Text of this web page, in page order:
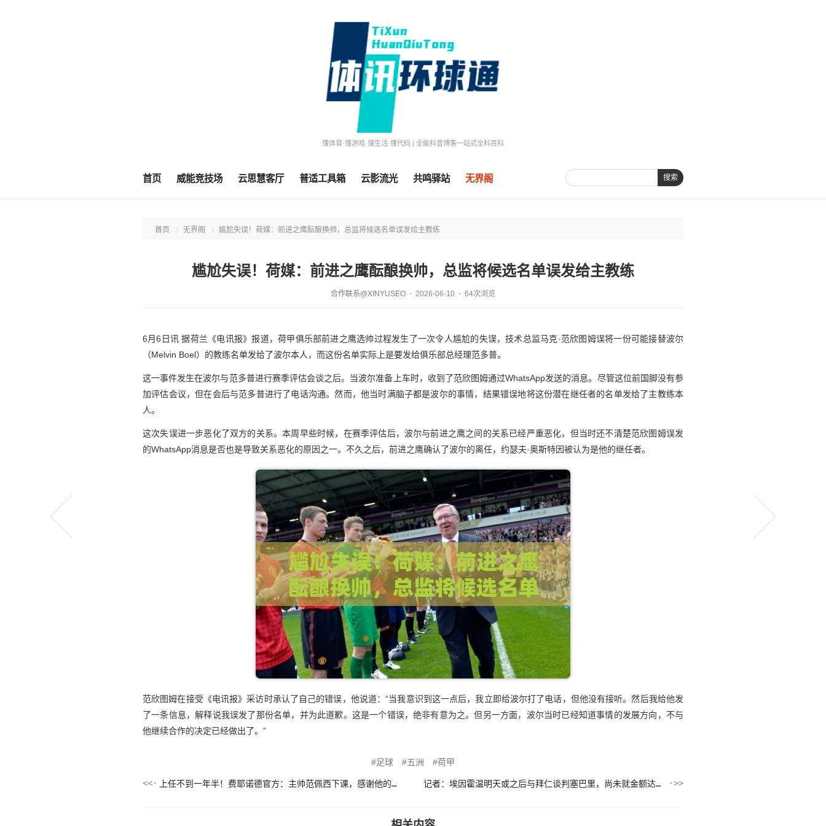
懂体育·懂游戏·懂生活·懂代码 | 全能科普博客一站式全科百科
首页 威能竞技场 云思慧客厅 普适工具箱 云影流光 共鸣驿站 无界阁 搜索
首页 无界阁 尴尬失误！荷媒：前进之鹰酝酿换帅，总监将候选名单误发给主教练
尴尬失误！荷媒：前进之鹰酝酿换帅，总监将候选名单误发给主教练
合作联系@XINYUSEO 2026-06-10 64次浏览
6月6日讯据荷兰《电讯报》报道，荷甲俱乐部前进之鹰选帅过程发生了一次令人尴尬的失误，技术总监马克·范欣图姆误将一份可能接替波尔
（Melvin Boel）的教练名单发给了波尔本人，而这份名单实际上是要发给俱乐部总经理范多普。
这一事件发生在波尔与范多普进行赛季评估会谈之后。当波尔准备上车时，收到了范欣图姆通过WhatsApp发送的消息。尽管这位前国脚没有参
加评估会议，但在会后与范多普进行了电话沟通。然而，他当时满脑子都是波尔的事情，结果错误地将这份潜在继任者的名单发给了主教练本
人。
这次失误进一步恶化了双方的关系。本周早些时候，在赛季评估后，波尔与前进之鹰之间的关系已经严重恶化，但当时还不清楚范欣图姆误发
的WhatsApp消息是否也是导致关系恶化的原因之一。不久之后，前进之鹰确认了波尔的离任，约瑟夫·奥斯特因被认为是他的继任者。
范欣图姆在接受《电讯报》采访时承认了自己的错误，他说道：“当我意识到这一点后，我立即给波尔打了电话，但他没有接听。然后我给他发
了一条信息，解释说我误发了那份名单，并为此道歉。这是一个错误，绝非有意为之。但另一方面，波尔当时已经知道事情的发展方向，不与
他继续合作的决定已经做出了。”
足球 五洲 荷甲
上任不到一年半！费耶诺德官方：主帅范佩西下课，感谢他的贡献 记者：埃因霍温明天或之后与拜仁谈判塞巴里，尚未就金额达成协议